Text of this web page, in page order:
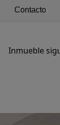
Contacto
Inmueble